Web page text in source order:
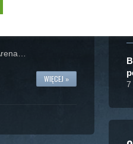
WIĘCEJ »
7